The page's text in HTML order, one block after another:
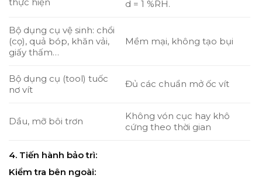
d = 1 %RH.
Bộ dụng cụ vệ sinh: chổi
(cọ), quả bóp, khăn vải,
giấy thấm…
Mềm mại, không tạo bụi
Bộ dụng cụ (tool) tuốc
nơ vít
Đủ các chuẩn mở ốc vít
Dầu, mỡ bôi trơn
Không vón cục hay khô
cứng theo thời gian
4. Tiến hành bảo trì:
Kiểm tra bên ngoài: